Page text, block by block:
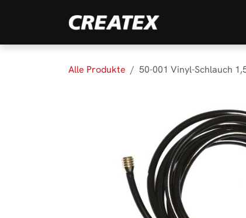
Alle Produkte 50-001 Vinyl-Schlauch